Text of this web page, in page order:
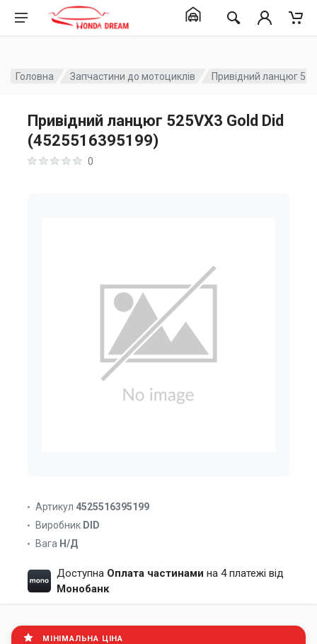
Головна Запчастини до мотоциклів Привідний ланцюг
Привідний ланцюг 525VX3 Gold Did
(4525516395199)
0
Артикул 4525516395199
Виробник DID
Вага Н/Д
Доступна Оплата частинами на 4 платежі від
Монобанк
МІНІМАЛЬНА ЦІНА